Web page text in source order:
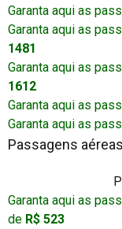
Garanta aqui as
Garanta aqui as
1481
Garanta aqui as
1612
Garanta aqui as
Garanta aqui as
Passagens
Garanta aqui as
de R$ 523